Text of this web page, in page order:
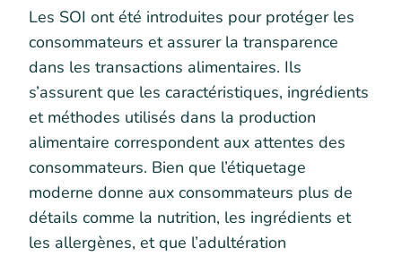
Les SOI ont été introduites pour protéger les
consommateurs et assurer la transparence
dans les transactions alimentaires. Ils
s’assurent que les caractéristiques, ingrédients
et méthodes utilisés dans la production
alimentaire correspondent aux attentes des
consommateurs. Bien que l’étiquetage
moderne donne aux consommateurs plus de
détails comme la nutrition, les ingrédients et
les allergènes, et que l’adultération